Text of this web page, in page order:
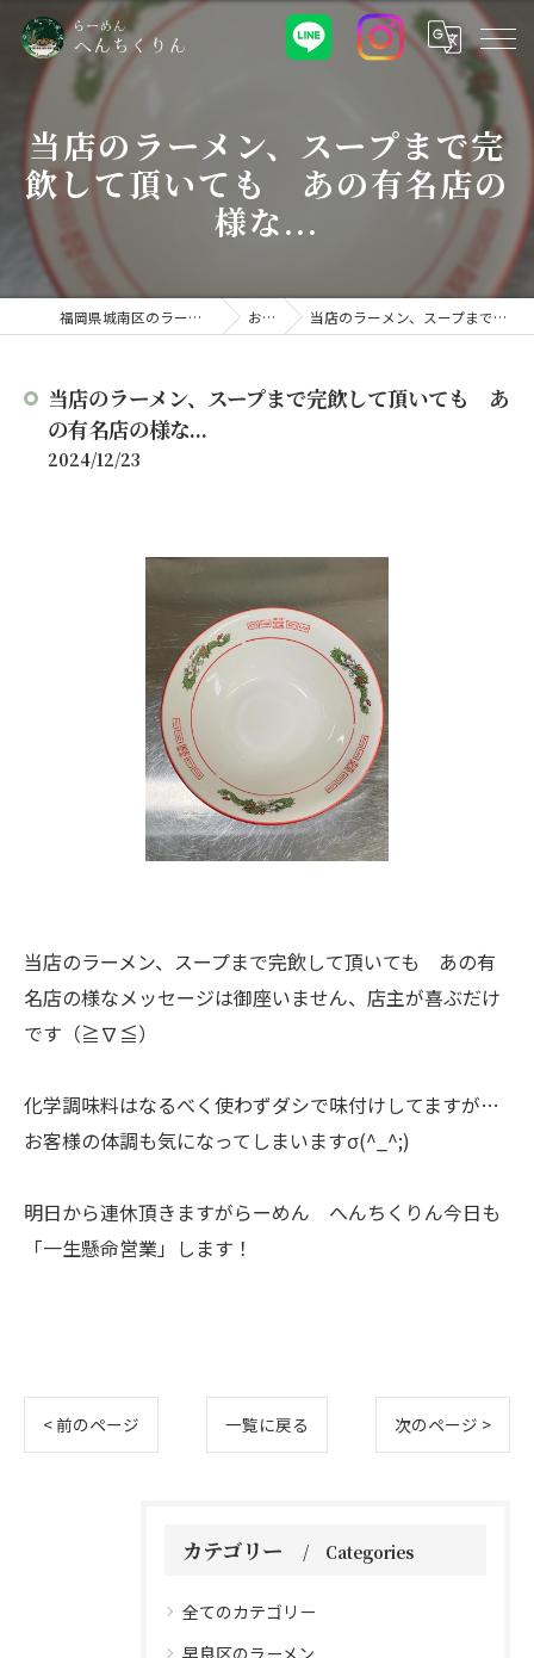
当店のラーメン、スープまで完
飲して頂いても あの有名店の
様な...
福岡県城南区のラーメンなららーめん へんちくりん お知らせ 当店のラーメン、スープまで完飲して頂いても あの有名店の様な...
当店のラーメン、スープまで完飲して頂いても あ
の有名店の様な...
2024/12/23
当店のラーメン、スープまで完飲して頂いても あの有
名店の様なメッセージは御座いません、店主が喜ぶだけ
です（≧∇≦）
化学調味料はなるべく使わずダシで味付けしてますが…
お客様の体調も気になってしまいますσ(^_^;)
明日から連休頂きますがらーめん へんちくりん今日も
「一生懸命営業」します！
< 前のページ 一覧に戻る 次のページ >
カテゴリー Categories
全てのカテゴリー
早良区のラーメン